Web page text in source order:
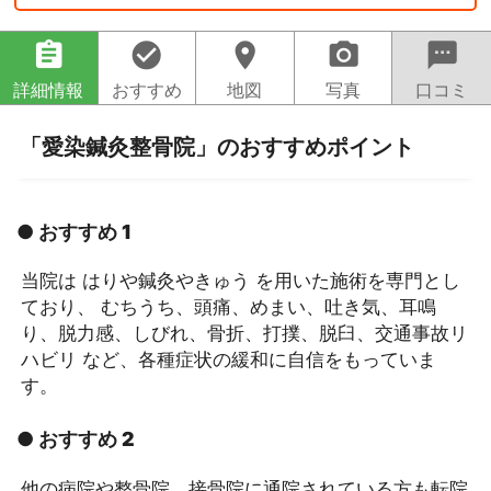
assignment
詳細情報
check_circle
おすすめ
location_on
地図
camera_alt
写真
sms
口コミ
「愛染鍼灸整骨院」のおすすめポイント
● おすすめ 1
当院は はりや鍼灸やきゅう を用いた施術を専門とし
ており、 むちうち、頭痛、めまい、吐き気、耳鳴
り、脱力感、しびれ、骨折、打撲、脱臼、交通事故リ
ハビリ など、各種症状の緩和に自信をもっていま
す。
● おすすめ 2